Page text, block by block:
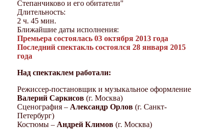
Степанчиково и его обитатели"
Длительность:
2 ч. 45 мин.
Ближайшие даты исполнения:
Премьера состоялась 03 октября 2013 года
Последний спектакль состоялся 28 января 2015
года
Над спектаклем работали:
Режиссер-постановщик и музыкальное оформление
Валерий Саркисов (г. Москва)
Сценография – Александр Орлов (г. Санкт-
Петербург)
Костюмы – Андрей Климов (г. Москва)